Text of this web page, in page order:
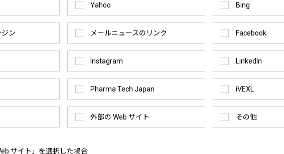
Yahoo Bing
ン メールニュースのリンク Facebook
Instagram LinkedIn
Pharma Tech Japan iVEXL
外部の Web サイト その他
サイト」を選択した場合